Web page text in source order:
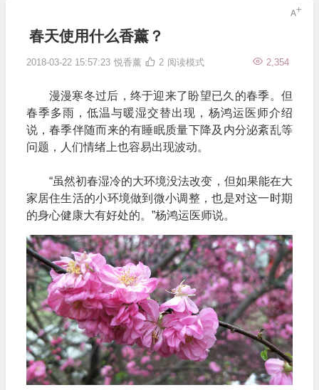
春天使用什么香薰？
2018-03-22 15:57:23 悦香薰 2,354
2 阅读模式
漫漫寒冬过后，终于迎来了盼望已久的春季。但
春季多雨，低温与暖湿交替出现，杨鸿运医师介绍
说，春季伴随而来的有睡眠质量下降及内分泌紊乱等
问题，人们情绪上也容易出现波动。
“虽然初春湿冷的大环境没法改变，但如果能在大
家居住生活的小环境做到微小调整，也是对这一时期
的身心健康大有好处的。”杨鸿运医师说。